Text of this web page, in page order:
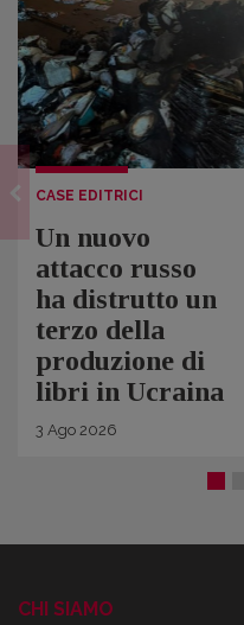
CASE EDITRICI
Un nuovo
attacco russo
ha distrutto un
terzo della
produzione di
libri in Ucraina
3 Ago 2026
CHI SIAMO